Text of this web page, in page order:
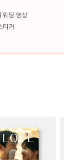
웨딩 영상
티커